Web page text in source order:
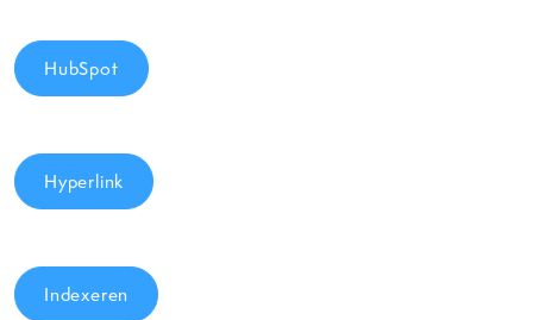
HubSpot
Hyperlink
Indexeren